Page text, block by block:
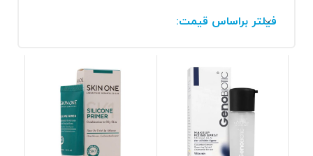
فیلتر براساس قیمت: